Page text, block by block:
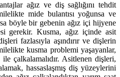
ağız ve diş sağlığını tehdit
mide bulantısı yoğunsa ve
böyle bir gebenin ağız içi hijyene
gerekir. Kusma, ağız içinde asit
fazlasıyla aşındırır ve dişlerin
kusma problemi yaşayanlar,
ile çalkalamalıdır. Asitlenen dişleri,
hassaslaşmış diş yüzeylerini